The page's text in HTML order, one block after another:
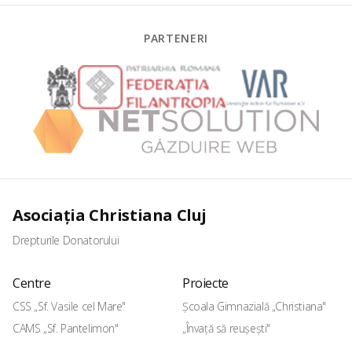
PARTENERI
Asociația Christiana Cluj
Drepturile Donatorului
Centre
CSS „Sf. Vasile cel Mare"
CAMS „Sf. Pantelimon"
Proiecte
Școala Gimnazială „Christiana"
„Învață să reușești"